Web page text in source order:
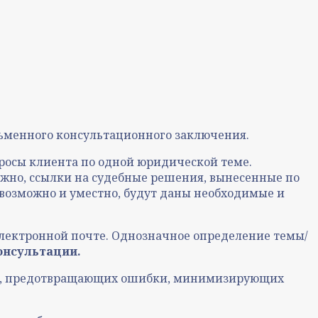
консультационного заключения.
клиента по одной юридической теме.
ссылки на судебные решения, вынесенные по
и уместно, будут даны необходимые и
почте. Однозначное определение темы/
предотвращающих ошибки, минимизирующих